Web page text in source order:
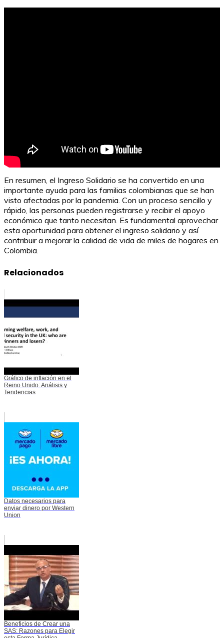
En resumen, el Ingreso Solidario se ha convertido en una
importante ayuda para las familias colombianas que se han
visto afectadas por la pandemia. Con un proceso sencillo y
rápido, las personas pueden registrarse y recibir el apoyo
económico que tanto necesitan. Es fundamental aprovechar
esta oportunidad para obtener el ingreso solidario y así
contribuir a mejorar la calidad de vida de miles de hogares en
Colombia.
Relacionados
Gráfico de inflación en el
Reino Unido: Análisis y
Tendencias
Datos necesarios para
enviar dinero por Western
Union
Beneficios de Crear una
SAS: Razones para Elegir